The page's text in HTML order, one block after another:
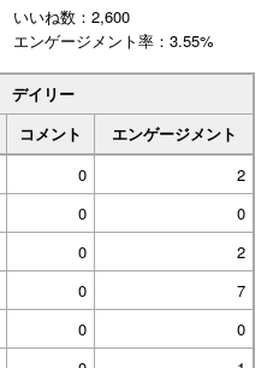
いいね数：2,600
エンゲージメント率：3.55%
デイリー
コメント
エンゲージメント
0
2
0
0
0
2
0
7
0
0